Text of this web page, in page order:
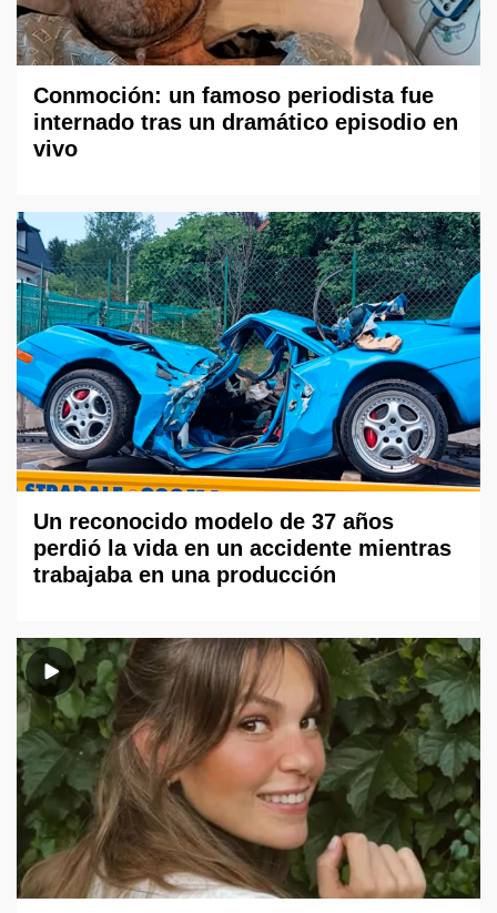
Conmoción: un famoso periodista fue
internado tras un dramático episodio en
vivo
Un reconocido modelo de 37 años
perdió la vida en un accidente mientras
trabajaba en una producción